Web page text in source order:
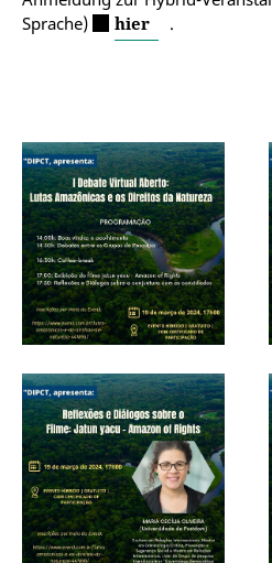
Sprache)
hier .